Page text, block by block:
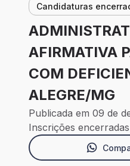
Candidaturas
AFIRMATIVA
COM
ALEGRE/MG
Publicada em 09 de
Inscrições encerradas